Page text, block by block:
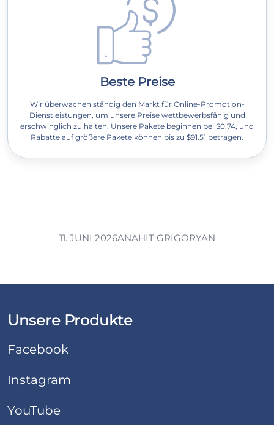
Beste Preise
Wir überwachen ständig den Markt für Online-Promotion-
Dienstleistungen, um unsere Preise wettbewerbsfähig und
erschwinglich zu halten. Unsere Pakete beginnen bei $0.74, und
Rabatte auf größere Pakete können bis zu $91.51 betragen.
11. JUNI 2026ANAHIT GRIGORYAN
Unsere Produkte
Facebook
Instagram
YouTube